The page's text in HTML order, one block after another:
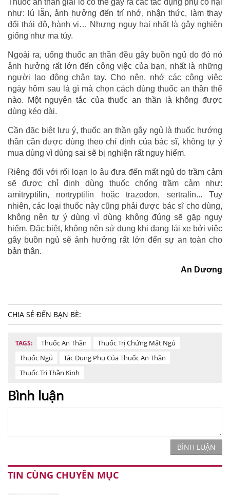
Thuốc an thần giải lo có thể gây ra các tác dụng phụ có hại
như: lú lẫn, ảnh hưởng đến trí nhớ, nhận thức, làm thay
đổi thái độ, hành vi… Nhưng nguy hại nhất là gây nghiện
giống như ma túy.
Ngoài ra, uống thuốc an thần đều gây buồn ngủ do đó nó
ảnh hưởng rất lớn đến công việc của bạn, nhất là những
người lao động chân tay. Cho nên, nhớ các công việc
ngày hôm sau là gì mà chọn cách dùng thuốc an thần thế
nào. Một nguyên tắc của thuốc an thần là không được
dùng kéo dài.
Cần đặc biệt lưu ý, thuốc an thần gây ngủ là thuốc hướng
thần cần được dùng theo chỉ định của bác sĩ, không tự ý
mua dùng vì dùng sai sẽ bị nghiện rất nguy hiểm.
Riêng đối với rối loạn lo âu đưa đến mất ngủ do trầm cảm
sẽ được chỉ định dùng thuốc chống trầm cảm như:
amitryptilin, nortryptilin hoặc trazodon, sertralin... Tuy
nhiên, các loại thuốc này cũng phải được bác sĩ cho dùng,
không nên tự ý dùng vì dùng không đúng sẽ gặp nguy
hiểm. Đặc biệt, không nên sử dụng khi đang lái xe bởi việc
gây buồn ngủ sẽ ảnh hưởng rất lớn đến sự an toàn cho
bản thân.
An Dương
CHIA SẺ ĐẾN BẠN BÈ:
TAGS: Thuốc An Thần
Thuốc Trị Chứng Mất Ngủ
Thuốc Ngủ
Tác Dụng Phụ Của Thuốc An Thần
Thuốc Trị Thần Kinh
Bình luận
BÌNH LUẬN
TIN CÙNG CHUYÊN MỤC